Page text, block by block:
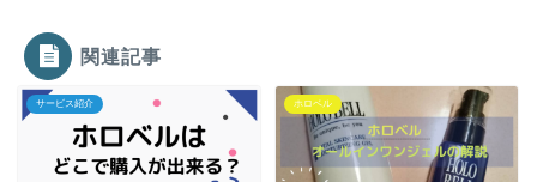
関連記事
サービス紹介 ホロベル